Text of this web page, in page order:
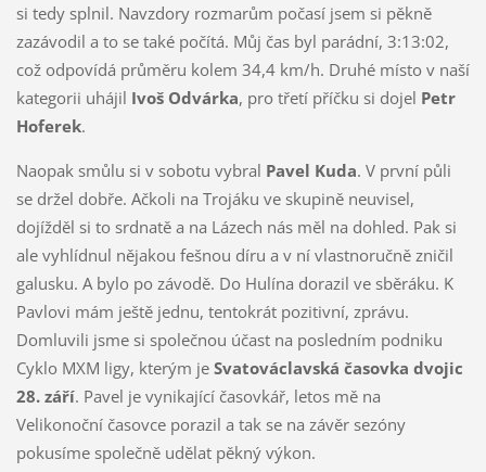
si tedy splnil. Navzdory rozmarům počasí jsem si pěkně
zazávodil a to se také počítá. Můj čas byl parádní, 3:13:02,
což odpovídá průměru kolem 34,4 km/h. Druhé místo v naší
kategorii uhájil Ivoš Odvárka, pro třetí příčku si dojel Petr
Hoferek.
Naopak smůlu si v sobotu vybral Pavel Kuda. V první půli
se držel dobře. Ačkoli na Trojáku ve skupině neuvisel,
dojížděl si to srdnatě a na Lázech nás měl na dohled. Pak si
ale vyhlídnul nějakou fešnou díru a v ní vlastnoručně zničil
galusku. A bylo po závodě. Do Hulína dorazil ve sběráku. K
Pavlovi mám ještě jednu, tentokrát pozitivní, zprávu.
Domluvili jsme si společnou účast na posledním podniku
Cyklo MXM ligy, kterým je Svatováclavská časovka dvojic
28. září. Pavel je vynikající časovkář, letos mě na
Velikonoční časovce porazil a tak se na závěr sezóny
pokusíme společně udělat pěkný výkon.